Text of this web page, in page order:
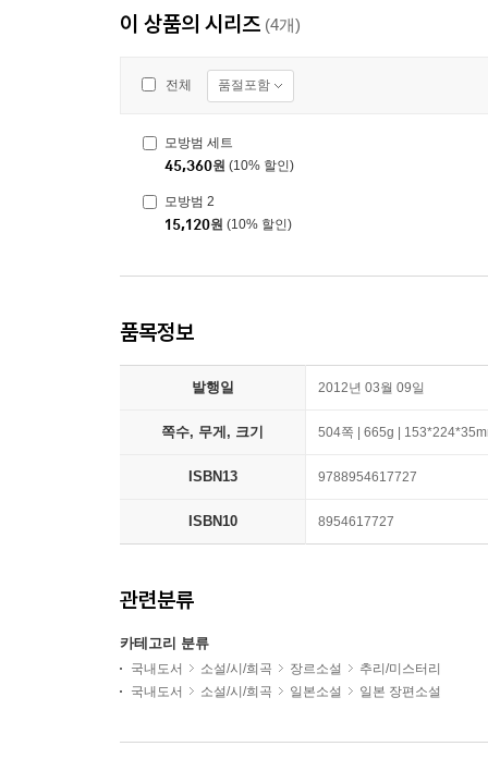
이 상품의 시리즈 (4개)
전체 품절포함
모방범 세트
45,360원 (10% 할인)
모방범 2
15,120원 (10% 할인)
품목정보
발행일 2012년 03월 09일
쪽수, 무게, 크기 504쪽 | 665g |
ISBN13 9788954617727
ISBN10 8954617727
관련분류
카테고리 분류
국내도서 소설/시/희곡 장르소설
추리/미스터리
국내도서
소설/시/희곡 일본소설 일본 장편소설